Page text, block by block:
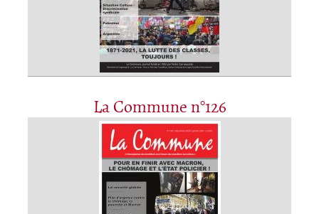
La Commune n°126